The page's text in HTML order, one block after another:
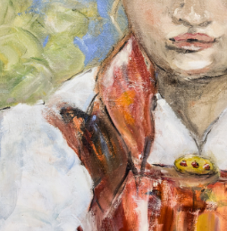
2025
GAILTALERIN